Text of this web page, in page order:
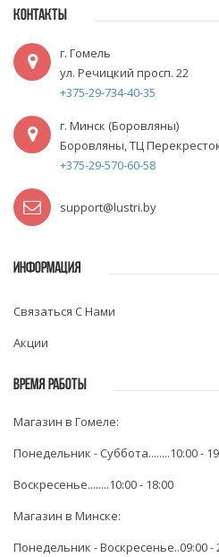
КОНТАКТЫ
г. Гомель
ул. Речицкий просп. 22
+375-29-734-40-35
г. Минск (Боровляны)
Боровляны, ТЦ
+375-29-570-60-58
support@lustri.by
ИНФОРМАЦИЯ
Связаться С Нами
Акции
ВРЕМЯ РАБОТЫ
Магазин в Гомеле:
Понедельник - Суббота........10:00 -
Воскресенье........10:00 - 18:00
Магазин в Минске:
Понедельник - Воскресенье..09:00 -